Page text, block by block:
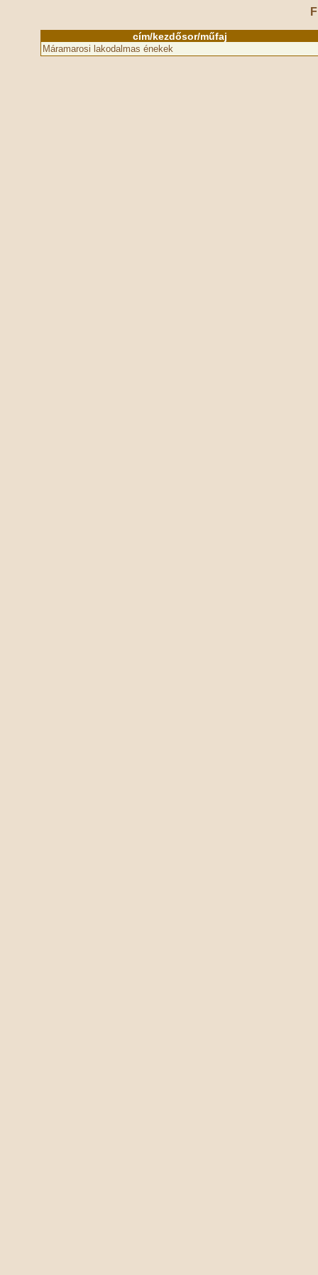
cím/kezdősor/műfaj
Máramarosi lakodalmas énekek